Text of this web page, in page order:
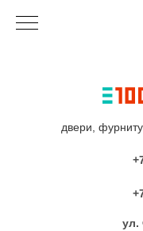
двери,
ул.